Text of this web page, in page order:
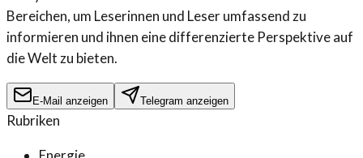
Bereichen, um Leserinnen und Leser umfassend zu
informieren und ihnen eine differenzierte Perspektive auf
die Welt zu bieten.
E-Mail anzeigen Telegram anzeigen
Rubriken